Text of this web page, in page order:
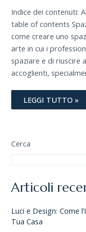
Indice dei contenuti:
table of contents
come creare uno
arte in cui i
spaziare e di riuscire
accoglienti,
LEGGI TUTTO »
Cerca
Articoli
Luci e Design: Come
Tua Casa